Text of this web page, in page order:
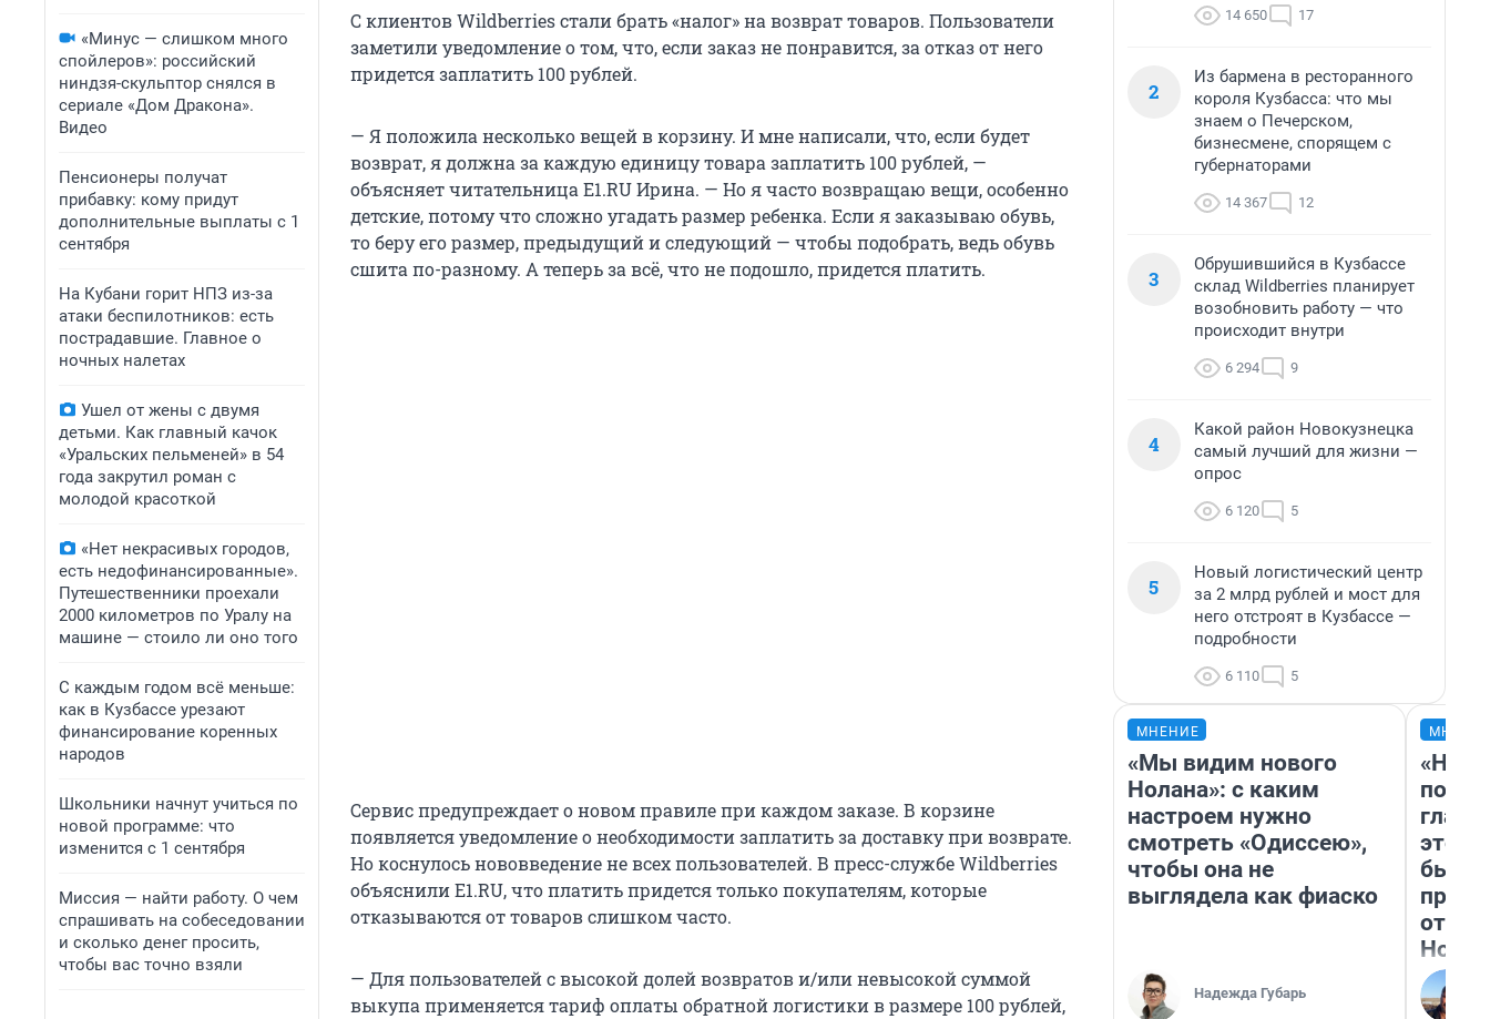
«Минус — слишком много
спойлеров»: российский
ниндзя-скульптор снялся в
сериале «Дом Дракона».
Видео
Пенсионеры получат
прибавку: кому придут
дополнительные выплаты с 1
сентября
На Кубани горит НПЗ из-за
атаки беспилотников: есть
пострадавшие. Главное о
ночных налетах
Ушел от жены с двумя
детьми. Как главный качок
«Уральских пельменей» в 54
года закрутил роман с
молодой красоткой
«Нет некрасивых городов,
есть недофинансированные».
Путешественники проехали
2000 километров по Уралу на
машине — стоило ли оно того
С каждым годом всё меньше:
как в Кузбассе урезают
финансирование коренных
народов
Школьники начнут учиться по
новой программе: что
изменится с 1 сентября
Миссия — найти работу. О чем
спрашивать на собеседовании
и сколько денег просить,
чтобы вас точно взяли
С клиентов Wildberries стали брать «налог» на возврат товаров. Пользователи
заметили уведомление о том, что, если заказ не понравится, за отказ от него
придется заплатить 100 рублей.
— Я положила несколько вещей в корзину. И мне написали, что, если будет
возврат, я должна за каждую единицу товара заплатить 100 рублей, —
объясняет читательница E1.RU Ирина. — Но я часто возвращаю вещи, особенно
детские, потому что сложно угадать размер ребенка. Если я заказываю обувь,
то беру его размер, предыдущий и следующий — чтобы подобрать, ведь обувь
сшита по-разному. А теперь за всё, что не подошло, придется платить.
Сервис предупреждает о новом правиле при каждом заказе. В корзине
появляется уведомление о необходимости заплатить за доставку при возврате.
Но коснулось нововведение не всех пользователей. В пресс-службе Wildberries
объяснили E1.RU, что платить придется только покупателям, которые
отказываются от товаров слишком часто.
— Для пользователей с высокой долей возвратов и/или невысокой суммой
выкупа применяется тариф оплаты обратной логистики в размере 100 рублей,
14 650 17
2
Из бармена в ресторанного
короля Кузбасса: что мы
знаем о Печерском,
бизнесмене, спорящем с
губернаторами
14 367 12
3
Обрушившийся в Кузбассе
склад Wildberries планирует
возобновить работу — что
происходит внутри
6 294 9
4
Какой район Новокузнецка
самый лучший для жизни —
опрос
6 120 5
5
Новый логистический центр
за 2 млрд рублей и мост для
него отстроят в Кузбассе —
подробности
6 110 5
МНЕНИЕ
«Мы видим нового
Нолана»: с каким
настроем нужно
смотреть «Одиссею»,
чтобы она не
выглядела как фиаско
Надежда Губарь
этого
бьет